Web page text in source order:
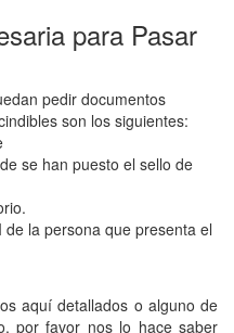
para Pasar
pedir documentos
son los siguientes:
se han puesto el sello de
la persona que presenta el
aquí detallados o alguno de
por favor nos lo hace saber